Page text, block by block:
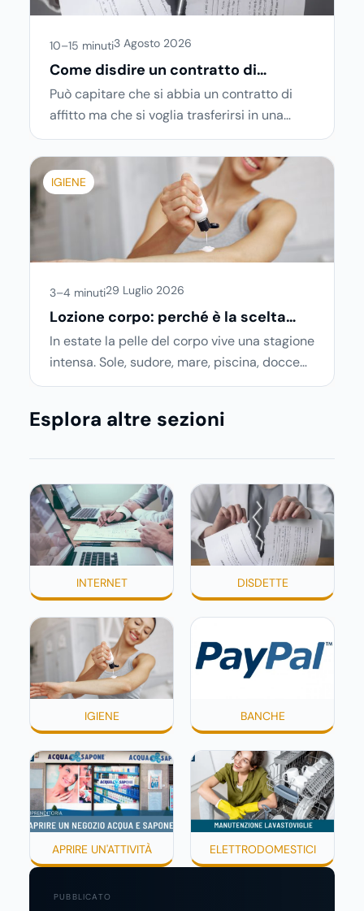
10–15 minuti3 Agosto 2026
Come disdire un contratto di
locazione in modo corretto ed
efficace
Può capitare che si abbia un contratto di
affitto ma che si voglia trasferirsi in una
nuova città o si abbiano problemi a pagare il
canone, per cui si comincia a cercare
un’altra abitazione: è legittimo chiedersi se è
possibile
disdire il contratto di locazione
prima che scada. In questa guida capiremo
come inviare la disdetta per un contratto di
affitto.
IGIENE
3–4 minuti29 Luglio 2026
Lozione corpo: perché è la scelta
ideale per idratare la pelle in estate
In estate la pelle del corpo vive una stagione
intensa. Sole, sudore, mare, piscina, docce
più frequenti e aria condizionata possono
semplicemente meno confortevole. Eppure,
perché temono texture pesanti, appiccicose
o difficili da assorbire.
Esplora altre sezioni
INTERNET DISDETTE
IGIENE BANCHE
APRIRE UN'ATTIVITÀ ELETTRODOMESTICI
PUBBLICATO